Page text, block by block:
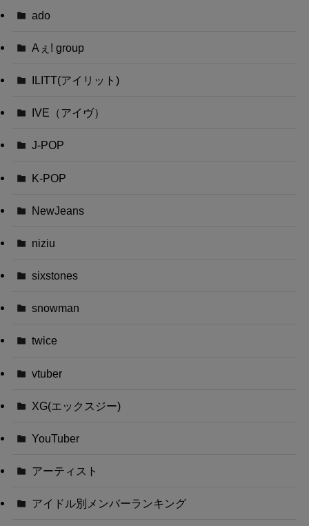
ado
Aぇ! group
ILITT(アイリット)
IVE（アイヴ）
J-POP
K-POP
NewJeans
niziu
sixstones
snowman
twice
vtuber
XG(エックスジー)
YouTuber
アーティスト
アイドル別メンバーランキング